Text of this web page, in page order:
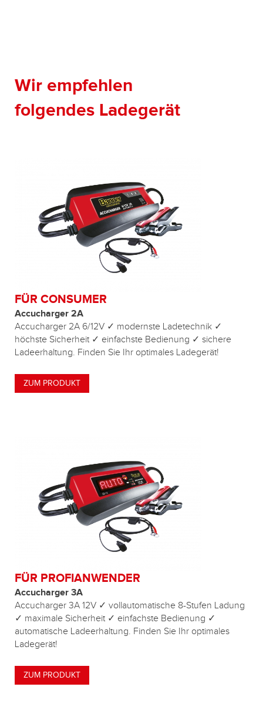
Wir empfehlen
folgendes Ladegerät
FÜR CONSUMER
Accucharger 2A
Accucharger 2A 6/12V ✓ modernste Ladetechnik ✓
höchste Sicherheit ✓ einfachste Bedienung ✓ sichere
Ladeerhaltung. Finden Sie Ihr optimales Ladegerät!
ZUM PRODUKT
FÜR PROFIANWENDER
Accucharger 3A
Accucharger 3A 12V ✓ vollautomatische 8-Stufen Ladung
✓ maximale Sicherheit ✓ einfachste Bedienung ✓
automatische Ladeerhaltung. Finden Sie Ihr optimales
Ladegerät!
ZUM PRODUKT